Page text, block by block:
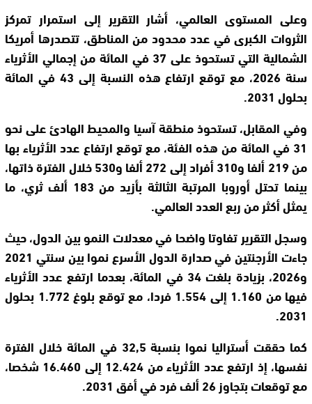
وعلى المستوى العالمي، أشار التقرير إلى استمرار تمركز
الثروات الكبرى في عدد محدود من المناطق، تتصدرها أمريكا
الشمالية التي تستحوذ على 37 في المائة من إجمالي الأثرياء
سنة 2026، مع توقع ارتفاع هذه النسبة إلى 43 في المائة
بحلول 2031.
وفي المقابل، تستحوذ منطقة آسيا والمحيط الهادئ على نحو
31 في المائة من هذه الفئة، مع توقع ارتفاع عدد الأثرياء بها
من 219 ألفا و310 أفراد إلى 272 ألفا و530 خلال الفترة ذاتها،
بينما تحتل أوروبا المرتبة الثالثة بأزيد من 183 ألف ثري، ما
يمثل أكثر من ربع العدد العالمي.
وسجل التقرير تفاوتا واضحا في معدلات النمو بين الدول، حيث
جاءت الأرجنتين في صدارة الدول الأسرع نموا بين سنتي 2021
و2026، بزيادة بلغت 34 في المائة، بعدما ارتفع عدد الأثرياء
فيها من 1.160 إلى 1.554 فردا، مع توقع بلوغ 1.772 بحلول
2031.
كما حققت أستراليا نموا بنسبة 32,5 في المائة خلال الفترة
نفسها، إذ ارتفع عدد الأثرياء من 12.424 إلى 16.460 شخصا،
مع توقعات بتجاوز 26 ألف فرد في أفق 2031.